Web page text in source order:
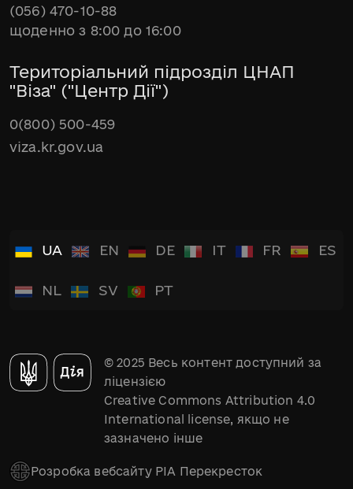
(056) 470-10-88
щоденно з 8:00 до 16:00
Територіальний підрозділ ЦНАП
"Віза" ("Центр Дії")
0(800) 500-459
viza.kr.gov.ua
UA EN DE IT FR ES
NL SV PT
© 2025 Весь контент доступний за
ліцензією
Creative Commons Attribution 4.0
International license, якщо не
зазначено інше
Розробка вебсайту РІА Перекресток